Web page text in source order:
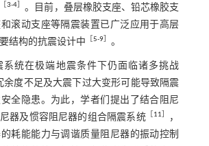
［3-4
。目前，叠层橡胶支座、铅芯橡胶支
滚动支座等隔震装置已广泛应用于高层
结构的抗震设计中
5-9］ 。
系统在极端地震条件下仍面临诸多挑战
余度不足及大震下过大变形可能导致隔震
全隐患。为此，学者们提出了结合阻尼
器及惯容阻尼器的组合隔震系统［ 11
，
耗能能力与调谐质量阻尼器的振动控制